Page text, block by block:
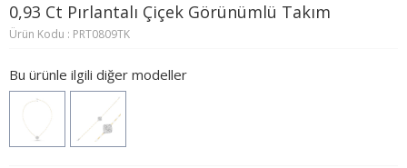
0,93 Ct Pırlantalı Çiçek Görünümlü Takım
Ürün Kodu : PRT0809TK
Bu ürünle ilgili diğer modeller